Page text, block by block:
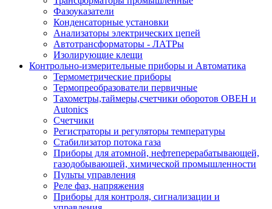
Фазоуказатели
Конденсаторные установки
Анализаторы электрических цепей
Автотрансформаторы - ЛАТРы
Изолирующие клещи
Контрольно-измерительные приборы и Автоматика
Термометрические приборы
Термопреобразователи первичные
Тахометры,таймеры,счетчики оборотов ОВЕН и
Autonics
Счетчики
Регистраторы и регуляторы температуры
Стабилизатор потока газа
Приборы для атомной, нефтеперерабатывающей,
газодобывающей, химической промышленности
Пульты управления
Реле фаз, напряжения
Приборы для контроля, сигнализации и